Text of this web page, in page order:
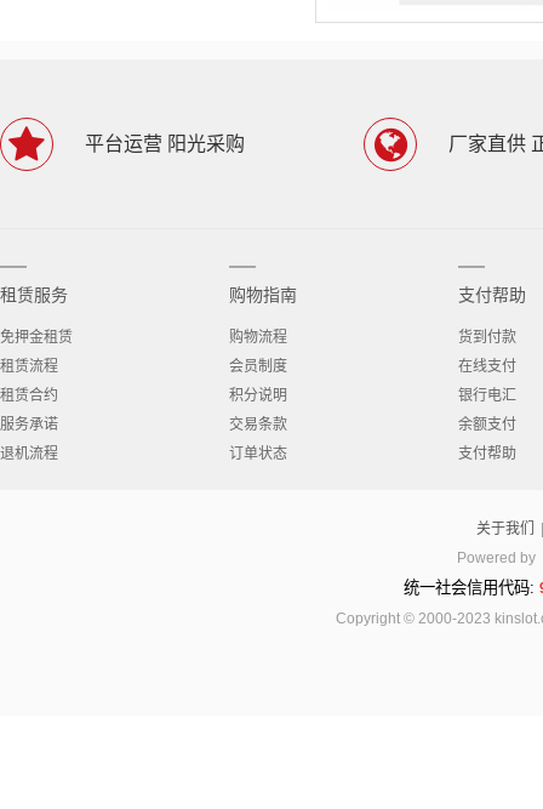
平台运营 阳光采购 厂家直供
租赁服务
免押金租赁
租赁流程
租赁合约
服务承诺
退机流程
购物指南
购物流程
会员制度
积分说明
交易条款
订单状态
支付帮助
货到付款
在线支付
银行电汇
余额支付
支付帮助
关于我们
Powered by
统一社会信用代码:
Copyright © 2000-2023